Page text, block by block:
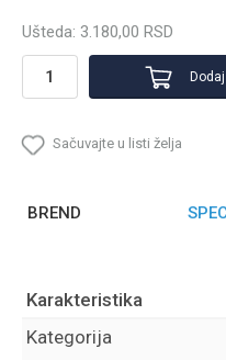
Ušteda: 3.180,00 RSD
Sačuvajte u listi želja
BREND
Karakteristika
Kategorija